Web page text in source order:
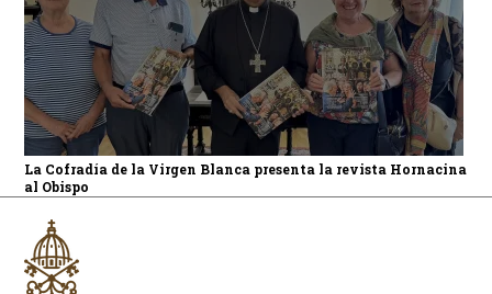
La Cofradía de la Virgen Blanca presenta la revista Hornacina
al Obispo